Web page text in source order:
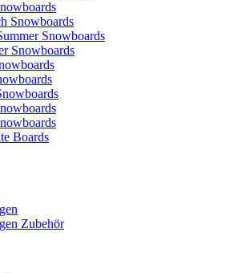
Snowboards
Snowboards
Snowboards
Boards
Zubehör